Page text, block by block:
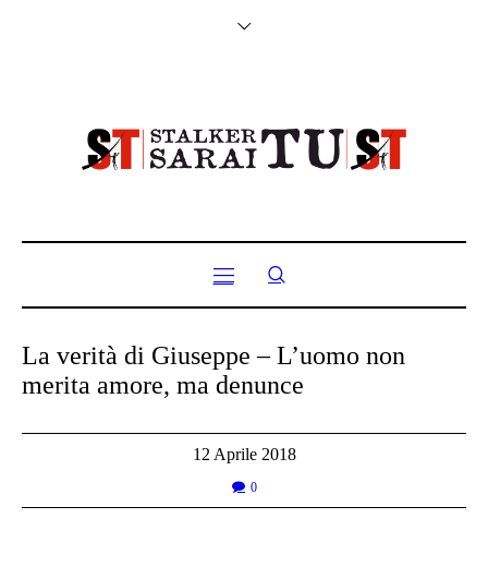
La verità di Giuseppe – L’uomo non
merita amore, ma denunce
12 Aprile 2018
0